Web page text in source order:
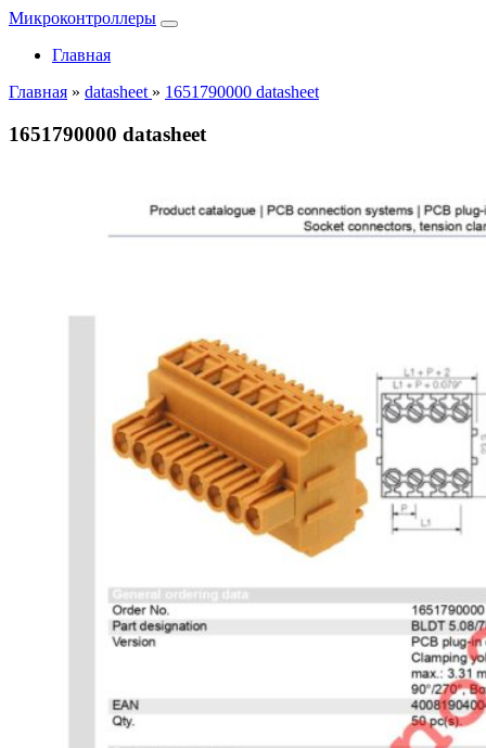
Микроконтроллеры
Главная
Главная » datasheet » 1651790000 datasheet
1651790000 datasheet